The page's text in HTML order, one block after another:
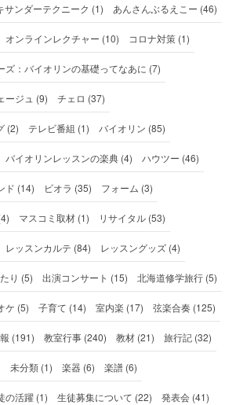
サンダーテクニーク (1) あんさんぶるえこー (46)
オンラインレクチャー (10) コロナ対策 (1)
ズ：バイオリンの基礎ってなあに (7)
ージュ (9) チェロ (37)
(2) テレビ番組 (1) バイオリン (85)
バイオリンレッスンの楽典 (4) ハウツー (46)
ド (14) ビオラ (35) フォーム (3)
マスコミ取材 (1) リサイタル (53)
レッスンカルテ (84) レッスングッズ (4)
り (5) 出演コンサート (15) 北海道修学旅行 (5)
ケ (5) 子育て (14) 室内楽 (17) 弦楽合奏 (125)
(191) 教室行事 (240) 教材 (21) 旅行記 (32)
未分類 (1) 楽器 (6) 楽譜 (6)
の活躍 (1) 生徒募集について (22) 発表会 (41)